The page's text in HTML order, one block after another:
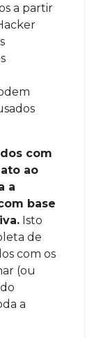
a partir
com
ao
a
base
Isto
de
com os
(ou
a